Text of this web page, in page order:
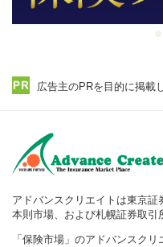
広告主のPRを目的に掲載
アドバンスクリエイトは東京
本則市場、および札幌証券取引
「保険市場」のアドバンスク